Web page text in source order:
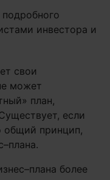
инвестора и
свои
может
план,
если
общий принцип,
более